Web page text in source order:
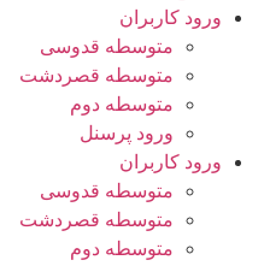
ورود کاربران
متوسطه قدوسی
متوسطه قصردشت
متوسطه دوم
ورود پرسنل
ورود کاربران
متوسطه قدوسی
متوسطه قصردشت
متوسطه دوم